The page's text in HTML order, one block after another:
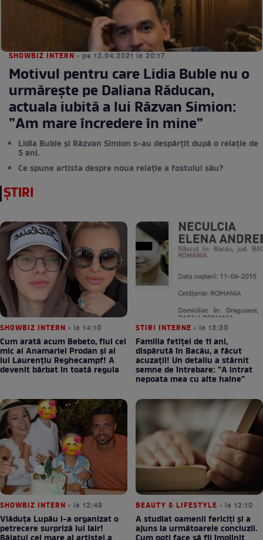
SHOWBIZ INTERN • pe 12.04.2021 la 20:17
Motivul pentru care Lidia Buble nu o
urmărește pe Daliana Răducan,
actuala iubită a lui Răzvan Simion:
”Am mare încredere în mine”
Lidia Buble și Răzvan Simion s-au despărțit după o relație de
5 ani.
Ce spune artista despre noua relație a fostului său?
ȘTIRI
SHOWBIZ INTERN • la 14:10
Cum arată acum Bebeto, fiul cel
mic al Anamariei Prodan și al
lui Laurențiu Reghecampf! A
devenit bărbat în toată regula
STIRI INTERNE • la 13:30
Familia fetiței de 11 ani,
dispărută în Bacău, a făcut
acuzații! Un detaliu a stârnit
semne de întrebare: ”A intrat
nepoata mea cu alte haine”
SHOWBIZ INTERN • la 12:49
Vlăduța Lupău i-a organizat o
petrecere surpriză lui Iair!
BEAUTY & LIFESTYLE • la 12:10
A studiat oamenii fericiți și a
ajuns la următoarele concluzii.